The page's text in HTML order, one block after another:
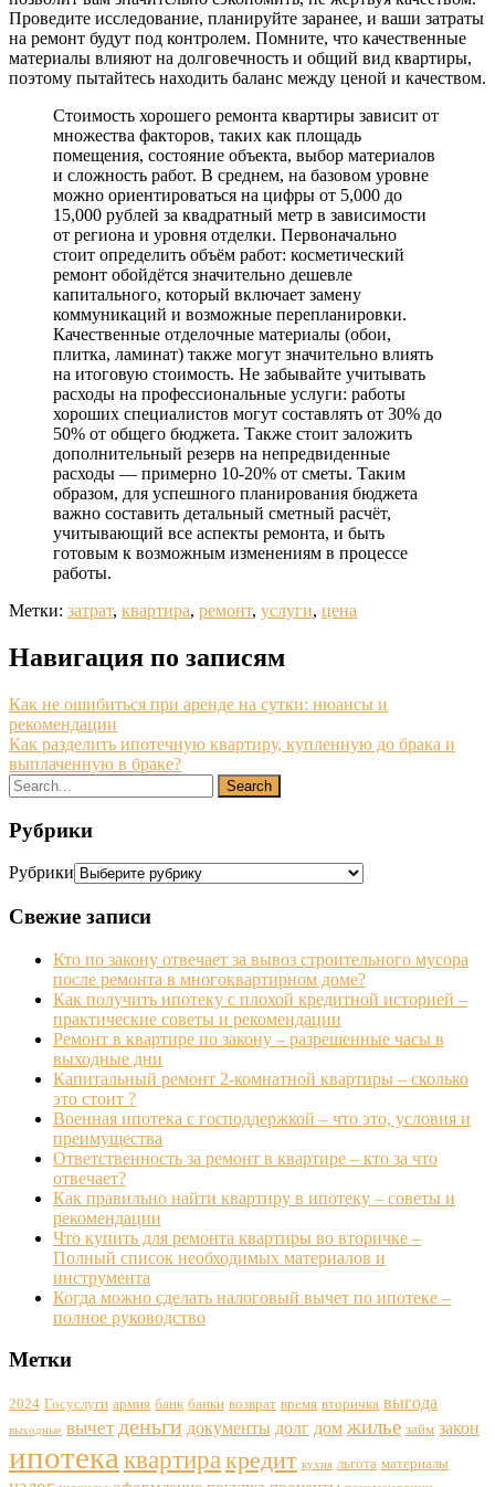
Проведите исследование, планируйте заранее, и ваши затраты
на ремонт будут под контролем. Помните, что качественные
материалы влияют на долговечность и общий вид квартиры,
поэтому пытайтесь находить баланс между ценой и качеством.
Стоимость хорошего ремонта квартиры зависит от
множества факторов, таких как площадь
помещения, состояние объекта, выбор материалов
и сложность работ. В среднем, на базовом уровне
можно ориентироваться на цифры от 5,000 до
15,000 рублей за квадратный метр в зависимости
от региона и уровня отделки. Первоначально
стоит определить объём работ: косметический
ремонт обойдётся значительно дешевле
капитального, который включает замену
коммуникаций и возможные перепланировки.
Качественные отделочные материалы (обои,
плитка, ламинат) также могут значительно влиять
на итоговую стоимость. Не забывайте учитывать
расходы на профессиональные услуги: работы
хороших специалистов могут составлять от 30% до
50% от общего бюджета. Также стоит заложить
дополнительный резерв на непредвиденные
расходы — примерно 10-20% от сметы. Таким
образом, для успешного планирования бюджета
важно составить детальный сметный расчёт,
учитывающий все аспекты ремонта, и быть
готовым к возможным изменениям в процессе
работы.
Метки: затрат, квартира, ремонт, услуги, цена
Навигация по записям
Как не ошибиться при аренде на сутки: нюансы и
рекомендации
Как разделить ипотечную квартиру, купленную до брака и
выплаченную в браке?
Рубрики
Рубрики
Свежие записи
Кто по закону отвечает за вывоз строительного мусора
после ремонта в многоквартирном доме?
Как получить ипотеку с плохой кредитной историей –
практические советы и рекомендации
Ремонт в квартире по закону – разрешенные часы в
выходные дни
Капитальный ремонт 2-комнатной квартиры – сколько
это стоит ?
Военная ипотека с господдержкой – что это, условия и
преимущества
Ответственность за ремонт в квартире – кто за что
отвечает?
Как правильно найти квартиру в ипотеку – советы и
рекомендации
Что купить для ремонта квартиры во вторичке –
Полный список необходимых материалов и
инструмента
Когда можно сделать налоговый вычет по ипотеке –
полное руководство
Метки
2024 Госуслуги армия банк банки возврат время вторичка выгода
выходные вычет деньги документы долг дом жилье займ закон
ипотека квартиракредит кухня льгота материалы